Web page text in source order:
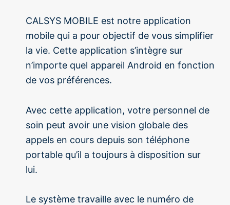
CALSYS MOBILE est notre application
mobile qui a pour objectif de vous simplifier
la vie. Cette application s’intègre sur
n’importe quel appareil Android en fonction
de vos préférences.
Avec cette application, votre personnel de
soin peut avoir une vision globale des
appels en cours depuis son téléphone
portable qu’il a toujours à disposition sur
lui.
Le système travaille avec le numéro de